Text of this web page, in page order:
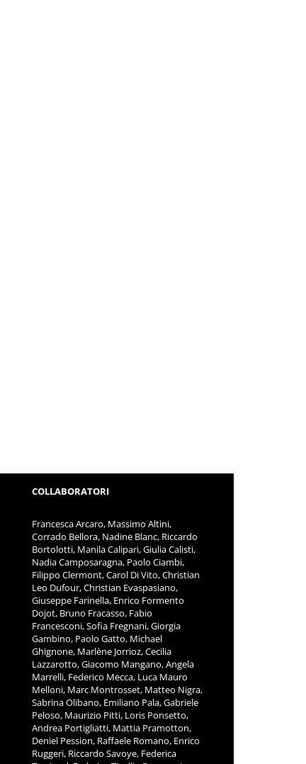
COLLABORATORI
Francesca Arcaro, Massimo Altini,
Corrado Bellora, Nadine Blanc, Riccardo
Bortolotti, Manila Calipari, Giulia Calisti,
Nadia Camposaragna, Paolo Ciambi,
Filippo Clermont, Carol Di Vito, Christian
Leo Dufour, Christian Evaspasiano,
Giuseppe Farinella, Enrico Formento
Dojot, Bruno Fracasso, Fabio
Francesconi, Sofia Fregnani, Giorgia
Gambino, Paolo Gatto, Michael
Ghignone, Marlène Jorrioz, Cecilia
Lazzarotto, Giacomo Mangano, Angela
Marrelli, Federico Mecca, Luca Mauro
Melloni, Marc Montrosset, Matteo Nigra,
Sabrina Olibano, Emiliano Pala, Gabriele
Peloso, Maurizio Pitti, Loris Ponsetto,
Andrea Portigliatti, Mattia Pramotton,
Deniel Pession, Raffaele Romano, Enrico
Ruggeri, Riccardo Savoye, Federica